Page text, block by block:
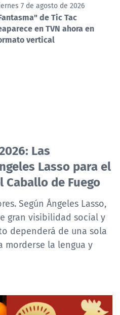
7 de agosto de 2026
de Tic Tac
en TVN ahora en
vertical
Las
Lasso para el
de Fuego
Según Ángeles Lasso,
gran visibilidad social y
dependerá de una sola
morderse la lengua y